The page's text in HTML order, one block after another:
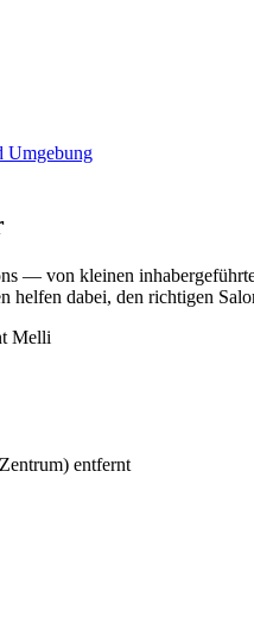
Umgebung
— von kleinen
dabei, den richtigen
Melli
entfernt